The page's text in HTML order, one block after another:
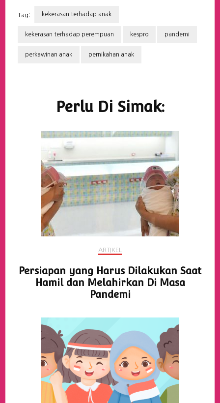
Tag: kekerasan terhadap anak
kekerasan terhadap perempuan kespro pandemi
perkawinan anak pernikahan anak
Perlu Di Simak:
ARTIKEL
Persiapan yang Harus Dilakukan Saat
Hamil dan Melahirkan Di Masa
Pandemi